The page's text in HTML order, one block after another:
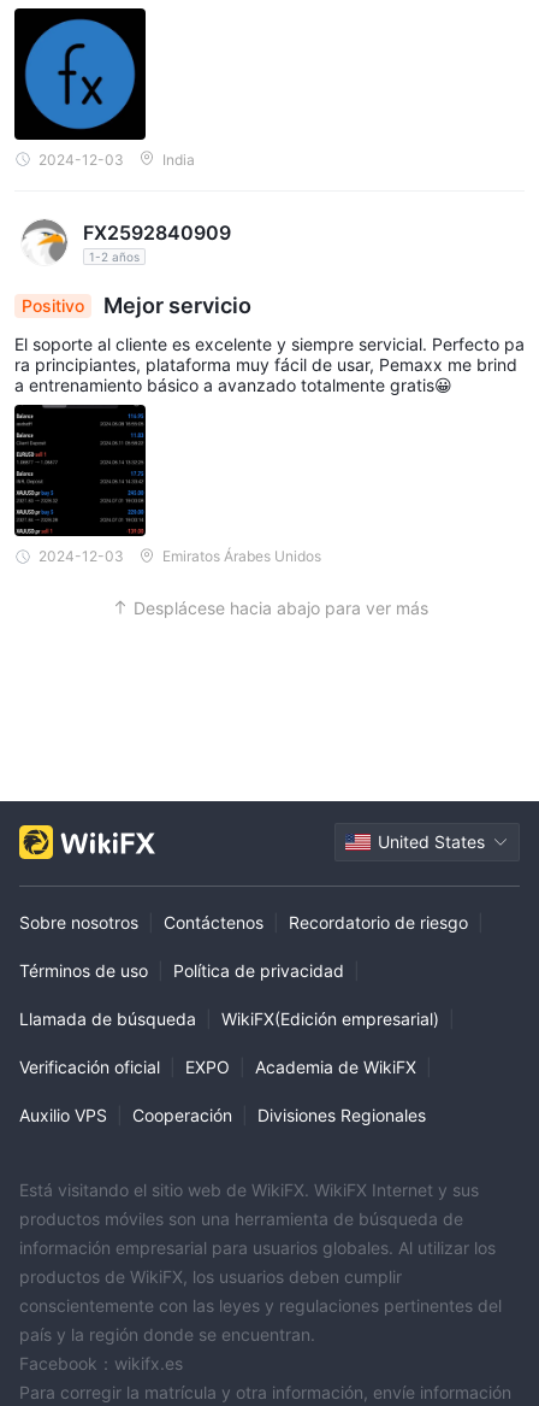
2024-12-03 India
FX2592840909
1-2 años
Positivo Mejor servicio
El soporte al cliente es excelente y siempre servicial. Perfecto pa
ra principiantes, plataforma muy fácil de usar, Pemaxx me brind
a entrenamiento básico a avanzado totalmente gratis😀
2024-12-03 Emiratos Árabes Unidos
Desplácese hacia abajo para ver más
United States
Sobre nosotros Contáctenos Recordatorio de riesgo
Términos de uso Política de privacidad
Llamada de búsqueda WikiFX(Edición empresarial)
Verificación oficial EXPO Academia de WikiFX
Auxilio VPS Cooperación Divisiones Regionales
Está visitando el sitio web de WikiFX. WikiFX Internet y sus
productos móviles son una herramienta de búsqueda de
información empresarial para usuarios globales. Al utilizar los
productos de WikiFX, los usuarios deben cumplir
conscientemente con las leyes y regulaciones pertinentes del
país y la región donde se encuentran.
Facebook：wikifx.es
Para corregir la matrícula y otra información, envíe información